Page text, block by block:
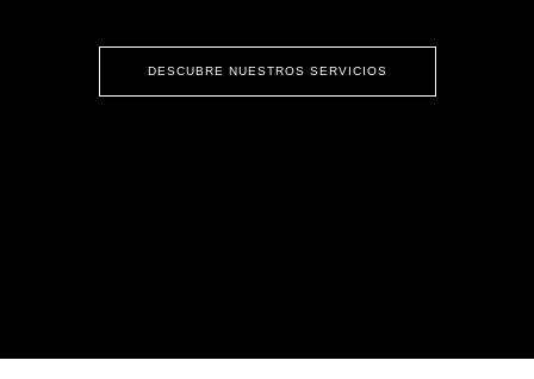
DESCUBRE NUESTROS SERVICIOS